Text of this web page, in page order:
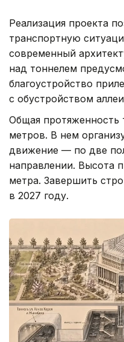
Реализация проекта
транспортную
современный
над тоннелем
благоустройство
с обустройством
Общая протяженность
метров. В нем
движение — по две
направлении. Высота
метра. Завершить
в 2027 году.